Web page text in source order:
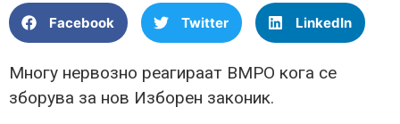
Facebook Twitter LinkedIn
Многу нервозно реагираат ВМРО кога се
зборува за нов Изборен законик.